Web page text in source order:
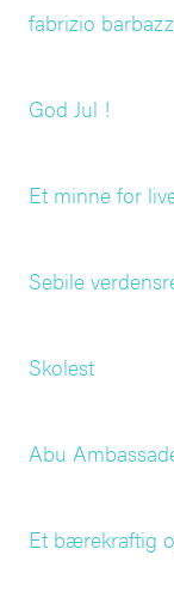
fabrizio
God Jul !
Et minne for
Sebile
Skolest
Abu
Et bærekraftig